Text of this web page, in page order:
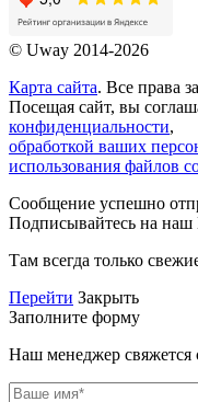
© Uway 2014-2026
Карта сайта. Все права
Посещая сайт, вы
конфиденциальности,
обработкой ваших
использования файлов
Сообщение успешно
Подписывайтесь на наш
Там всегда только
Перейти Закрыть
Заполните форму
Наш менеджер